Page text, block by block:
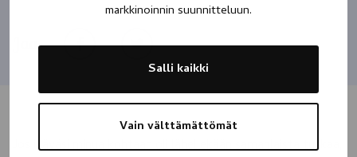
markkinoinnin suunnitteluun.
Vain välttämättömät
Salli kaikki
Jos ikäväsi minua kohtaan oli lähellekään samanlaista tuskaa,